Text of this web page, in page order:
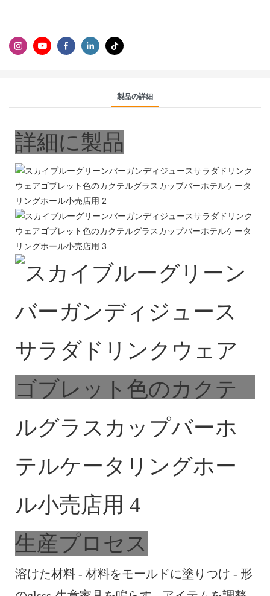
製品の詳細
詳細に製品
生産プロセス
溶けた材料 - 材料をモールドに塗りつけ - 形